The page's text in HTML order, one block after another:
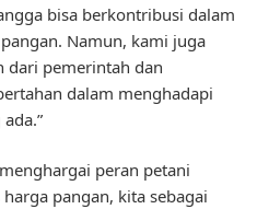
bisa berkontribusi dalam
Namun, kami juga
dari pemerintah dan
dalam menghadapi
peran petani
pangan, kita sebagai